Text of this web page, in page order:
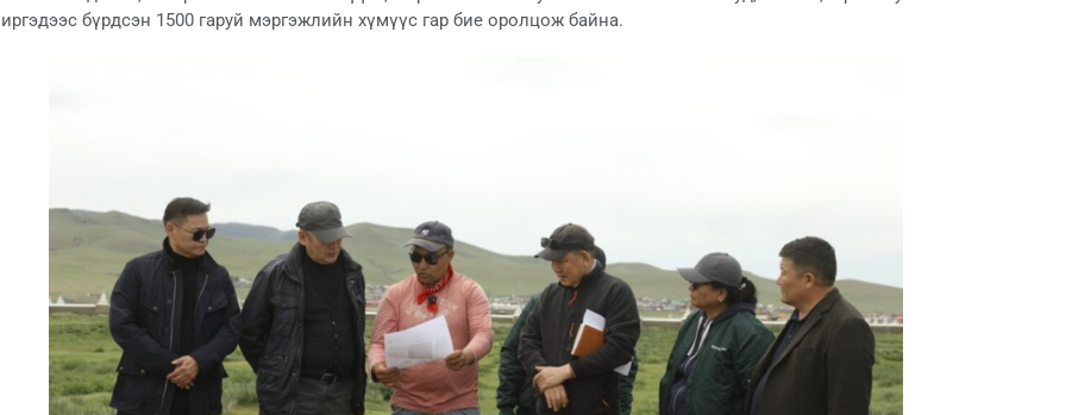
иргэдээс бүрдсэн 1500 гаруй мэргэжлийн хүмүүс гар бие оролцож байна.